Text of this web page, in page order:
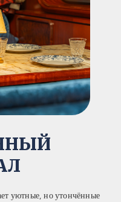
уютные, но утончённые